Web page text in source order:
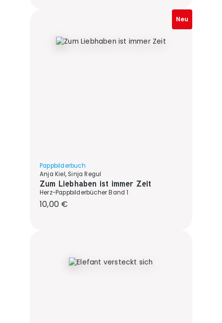
Neu
Pappbilderbuch
Anja Kiel, Sinja Regul
Zum Liebhaben ist immer Zeit
Herz-Pappbilderbücher Band 1
Regulärer Preis:
10,00 €